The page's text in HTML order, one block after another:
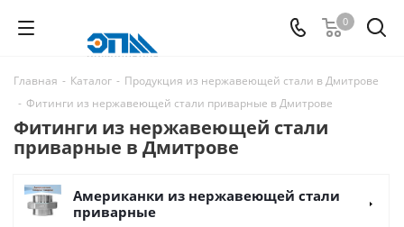
0
Главная - Каталог - Продукция из нержавеющей стали в Дмитрове
- Фитинги из нержавеющей стали приварные в Дмитрове
Фитинги из нержавеющей стали
приварные в Дмитрове
Американки из нержавеющей стали
приварные